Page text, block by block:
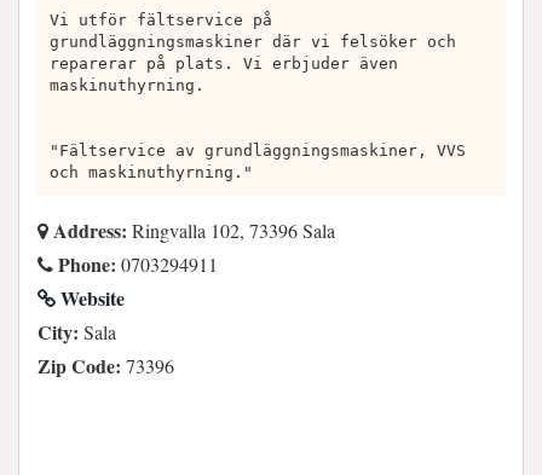
Vi utför fältservice på
grundläggningsmaskiner där vi felsöker och
reparerar på plats. Vi erbjuder även
maskinuthyrning.
"Fältservice av grundläggningsmaskiner, VVS
och maskinuthyrning."
Address: Ringvalla 102, 73396 Sala
Phone: 0703294911
Website
City: Sala
Zip Code: 73396